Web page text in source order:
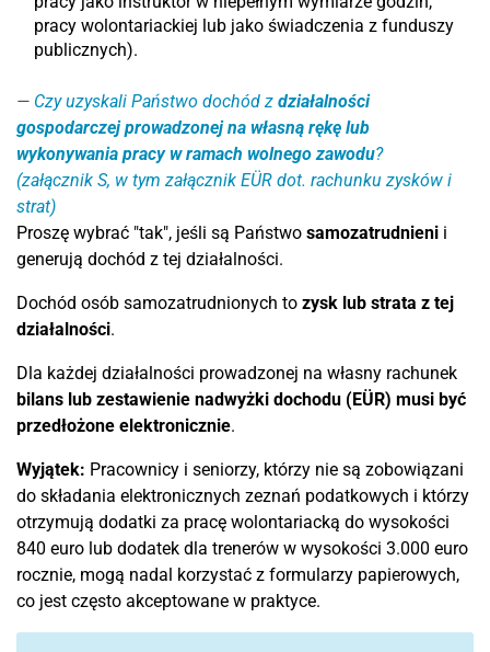
pracy wolontariackiej lub jako świadczenia z funduszy
publicznych).
Czy uzyskali Państwo dochód z działalności
gospodarczej prowadzonej na własną rękę lub
wykonywania pracy w ramach wolnego zawodu?
(załącznik S, w tym załącznik EÜR dot. rachunku zysków i
strat)
Proszę wybrać "tak", jeśli są Państwo samozatrudnieni i
generują dochód z tej działalności.
Dochód osób samozatrudnionych to zysk lub strata z tej
działalności.
Dla każdej działalności prowadzonej na własny rachunek
bilans lub zestawienie nadwyżki dochodu (EÜR) musi być
przedłożone elektronicznie.
Wyjątek: Pracownicy i seniorzy, którzy nie są zobowiązani
do składania elektronicznych zeznań podatkowych i którzy
otrzymują dodatki za pracę wolontariacką do wysokości
840 euro lub dodatek dla trenerów w wysokości 3.000 euro
rocznie, mogą nadal korzystać z formularzy papierowych,
co jest często akceptowane w praktyce.